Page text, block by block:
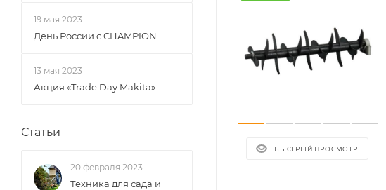
БЫСТРЫЙ ПРОСМОТР
19 мая 2023
День России с CHAMPION
13 мая 2023
Акция «Trade Day Makita»
Статьи
20 февраля 2023
Техника для сада и